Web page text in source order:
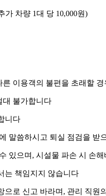
가 차량 1대 당 10,000원)
이용객의 불편을 초래할
대 불가합니다
니다
말씀하시고 퇴실 점검을 받
있으며, 시설물 파손 시 손
는 책임지지 않습니다
으로 신고 바라며, 관리 직원